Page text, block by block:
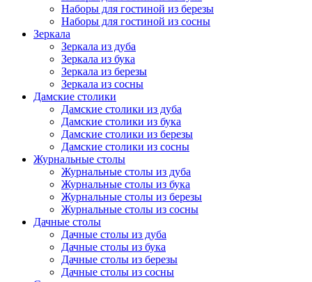
Наборы для гостиной из березы
Наборы для гостиной из сосны
Зеркала
Зеркала из дуба
Зеркала из бука
Зеркала из березы
Зеркала из сосны
Дамские столики
Дамские столики из дуба
Дамские столики из бука
Дамские столики из березы
Дамские столики из сосны
Журнальные столы
Журнальные столы из дуба
Журнальные столы из бука
Журнальные столы из березы
Журнальные столы из сосны
Дачные столы
Дачные столы из дуба
Дачные столы из бука
Дачные столы из березы
Дачные столы из сосны